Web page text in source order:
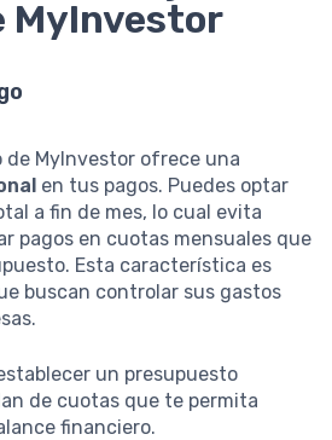
MyInvestor
de MyInvestor ofrece una
en tus pagos. Puedes optar
a fin de mes, lo cual evita
pagos en cuotas mensuales que
Esta característica es
buscan controlar sus gastos
un presupuesto
de cuotas que te permita
financiero.